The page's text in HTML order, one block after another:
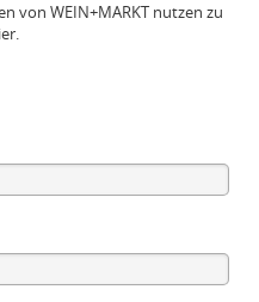
von WEIN+MARKT nutzen zu